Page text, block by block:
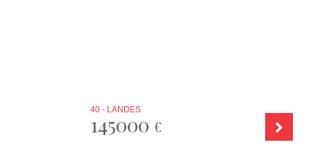
40 - LANDES
145000 €